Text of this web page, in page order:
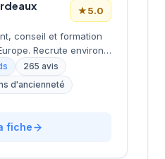
de recrutement aux
★5.0
conseil et formation
Recrute environ
avec un délai moyen
5.0/5 (265 avis).
expertise métier
265 avis
d'ancienneté
fiche